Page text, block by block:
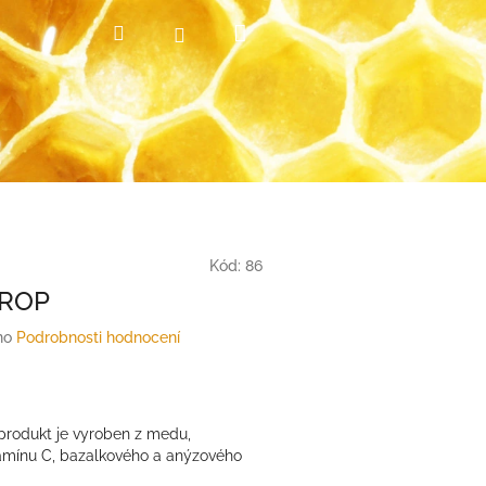
HledatPřihlášeníNákupní
košík
Kód: 86
Podrobnosti hodnocení
je vyroben z medu,
C, bazalkového a anýzového